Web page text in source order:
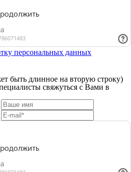
персональных данных
быть длинное на вторую строку)
свяжуться с Вами в